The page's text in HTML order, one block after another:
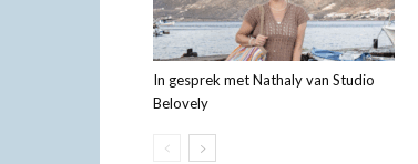
In gesprek met Nathaly van Studio
Belovely